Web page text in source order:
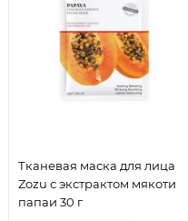
Тканевая маска для лица
Zozu с экстрактом мякоти
папаи 30 г